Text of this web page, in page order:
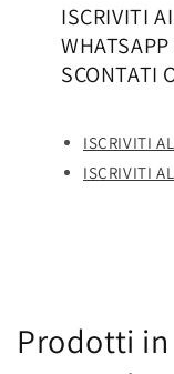
ISCRIVITI
SCONTATI
ISCRIVITI
ISCRIVITI
Prodotti